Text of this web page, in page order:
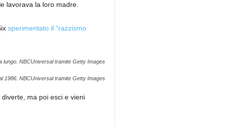
lavorava la loro madre.
sperimentato il “razzismo
lungo. NBCUniversal tramite Getty Images
1986. NBCUniversal tramite Getty Images
ma poi esci e vieni